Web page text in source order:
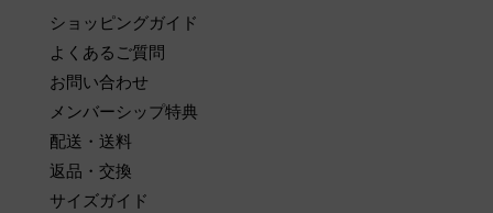
ショッピングガイド
よくあるご質問
お問い合わせ
メンバーシップ特典
配送・送料
返品・交換
サイズガイド